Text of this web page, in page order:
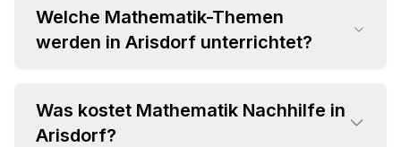
Welche Mathematik-Themen
werden in Arisdorf unterrichtet?
• Grundrechenarten und Bruchrechnung
Was kostet Mathematik Nachhilfe in
Arisdorf?